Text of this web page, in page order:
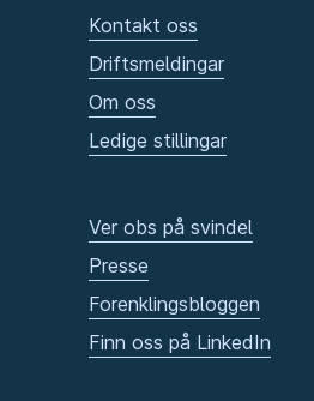
Kontakt oss
Driftsmeldingar
Om oss
Ledige stillingar
Ver obs på svindel
Presse
Forenklingsbloggen
Finn oss på LinkedIn